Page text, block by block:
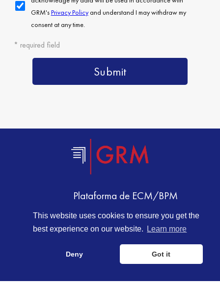
This website uses cookies to ensure you get the
best experience on our website.
Learn more
Deny Got it
Plataforma de ECM/BPM
Guarda e Gestão de Documentos
Serviços de Digitalização de Documentos